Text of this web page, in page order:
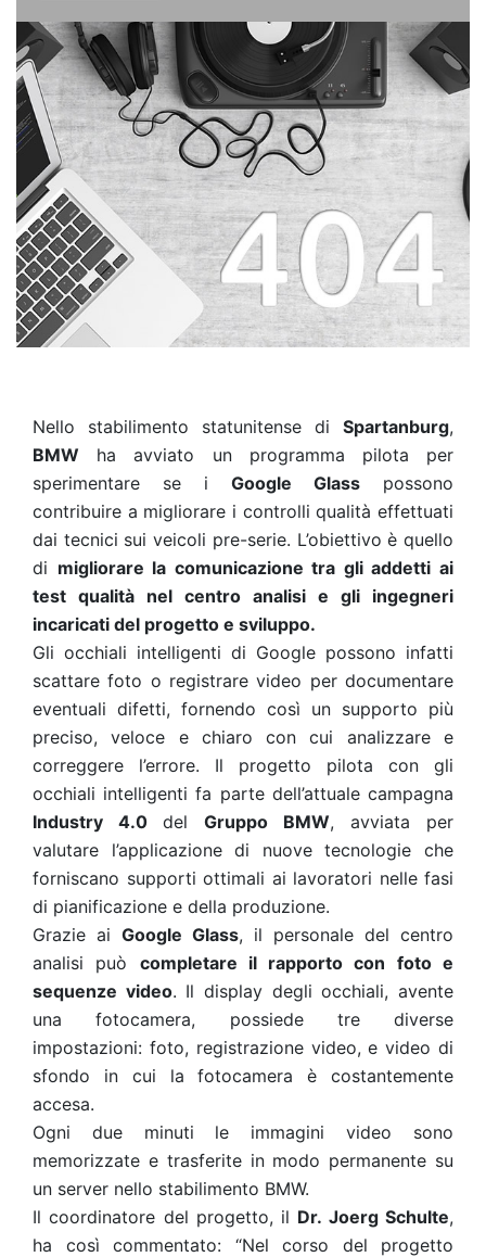
Nello stabilimento statunitense di Spartanburg,
BMW ha avviato un programma pilota per
sperimentare se i Google Glass possono
contribuire a migliorare i controlli qualità effettuati
dai tecnici sui veicoli pre-serie. L’obiettivo è quello
di migliorare la comunicazione tra gli addetti ai
test qualità nel centro analisi e gli ingegneri
incaricati del progetto e sviluppo.
Gli occhiali intelligenti di Google possono infatti
scattare foto o registrare video per documentare
eventuali difetti, fornendo così un supporto più
preciso, veloce e chiaro con cui analizzare e
correggere l’errore. Il progetto pilota con gli
occhiali intelligenti fa parte dell’attuale campagna
Industry 4.0 del Gruppo BMW, avviata per
valutare l’applicazione di nuove tecnologie che
forniscano supporti ottimali ai lavoratori nelle fasi
di pianificazione e della produzione.
Grazie ai Google Glass, il personale del centro
analisi può completare il rapporto con foto e
sequenze video. Il display degli occhiali, avente
una fotocamera, possiede tre diverse
impostazioni: foto, registrazione video, e video di
sfondo in cui la fotocamera è costantemente
accesa.
Ogni due minuti le immagini video sono
memorizzate e trasferite in modo permanente su
un server nello stabilimento BMW.
Il coordinatore del progetto, il Dr. Joerg Schulte,
ha così commentato: “Nel corso del progetto